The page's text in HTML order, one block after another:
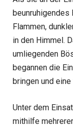
beunruhigendes
Flammen,
in den Himmel.
umliegenden
begannen die
bringen und
Unter dem
mithilfe